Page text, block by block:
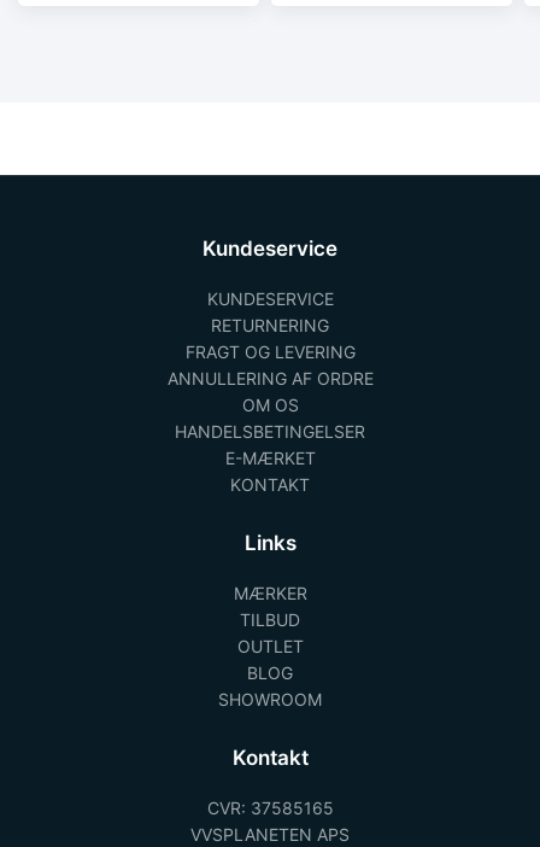
Kundeservice
KUNDESERVICE
RETURNERING
FRAGT OG LEVERING
ANNULLERING AF ORDRE
OM OS
HANDELSBETINGELSER
E-MÆRKET
KONTAKT
Links
MÆRKER
TILBUD
OUTLET
BLOG
SHOWROOM
Kontakt
CVR: 37585165
VVSPLANETEN APS